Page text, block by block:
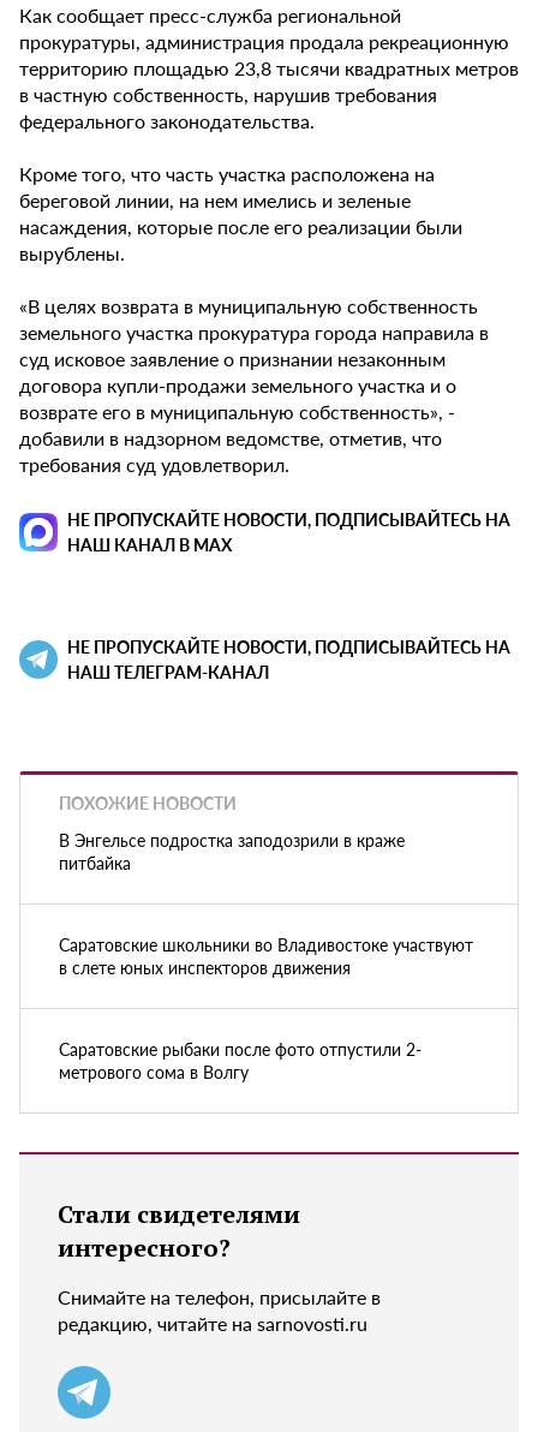
Как сообщает пресс-служба региональной
прокуратуры, администрация продала рекреационную
территорию площадью 23,8 тысячи квадратных метров
в частную собственность, нарушив требования
федерального законодательства.
Кроме того, что часть участка расположена на
береговой линии, на нем имелись и зеленые
насаждения, которые после его реализации были
вырублены.
«В целях возврата в муниципальную собственность
земельного участка прокуратура города направила в
суд исковое заявление о признании незаконным
договора купли-продажи земельного участка и о
возврате его в муниципальную собственность», -
добавили в надзорном ведомстве, отметив, что
требования суд удовлетворил.
НЕ ПРОПУСКАЙТЕ НОВОСТИ, ПОДПИСЫВАЙТЕСЬ НА
НАШ КАНАЛ В MAX
НЕ ПРОПУСКАЙТЕ НОВОСТИ, ПОДПИСЫВАЙТЕСЬ НА
НАШ ТЕЛЕГРАМ-КАНАЛ
ПОХОЖИЕ НОВОСТИ
В Энгельсе подростка заподозрили в краже
питбайка
Саратовские школьники во Владивостоке участвуют
в слете юных инспекторов движения
Саратовские рыбаки после фото отпустили 2-
метрового сома в Волгу
Стали свидетелями
интересного?
Снимайте на телефон, присылайте в
редакцию, читайте на sarnovosti.ru